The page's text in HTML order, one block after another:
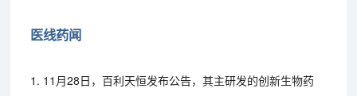
医线药闻
1. 11月28日，百利天恒发布公告，其主研发的创新生物药